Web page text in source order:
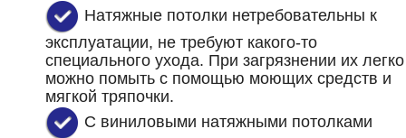
Натяжные потолки нетребовательны к
эксплуатации, не требуют какого-то
специального ухода. При загрязнении их легко
можно помыть с помощью моющих средств и
мягкой тряпочки.
С виниловыми натяжными потолками